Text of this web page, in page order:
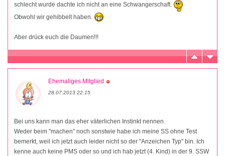
schlecht wurde dachte ich nicht an eine Schwangerschaft.
Obwohl wir gehibbelt haben.
Aber drück euch die Daumen!!!
Ehemaliges Mitglied
28.07.2013 22:15
Bei uns kann man das eher väterlichen Instinkt nennen.
Weder beim "machen" noch sonstwie habe ich meine SS ohne Test
bemerkt, weil ich jetzt auch leider nicht so der "Anzeichen Typ" bin. Ich
kenne auch keine PMS oder so und ich hab jetzt (4. Kind) in der 9. SSW